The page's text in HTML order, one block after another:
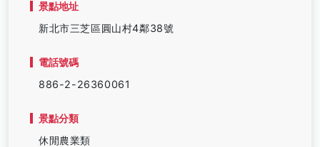
景點地址
新北市三芝區圓山村4鄰38號
電話號碼
886-2-26360061
景點分類
休閒農業類